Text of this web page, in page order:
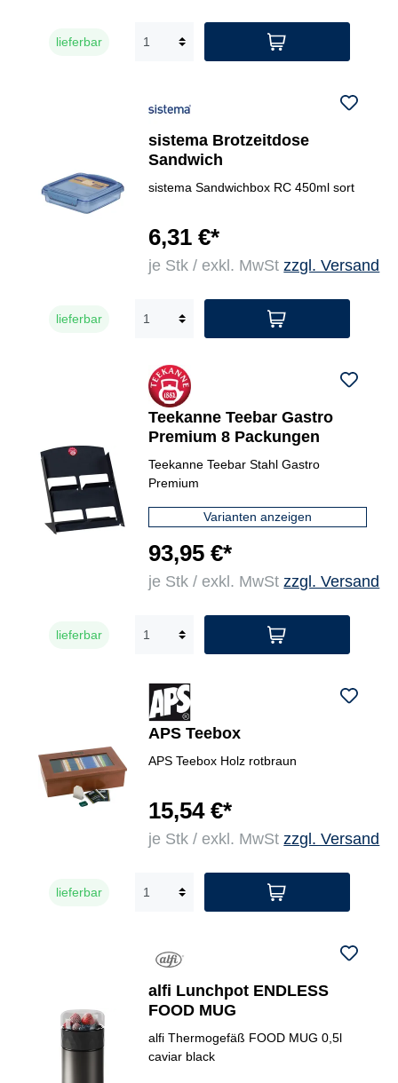
lieferbar
sistema Brotzeitdose
Sandwich
sistema Sandwichbox RC 450ml sort
6,31 €*
je Stk / exkl. MwStzzgl. Versand
lieferbar
Teekanne Teebar Gastro
Premium 8 Packungen
Teekanne Teebar Stahl Gastro
Premium
Varianten anzeigen
93,95 €*
je Stk / exkl. MwStzzgl. Versand
lieferbar
APS Teebox
APS Teebox Holz rotbraun
15,54 €*
je Stk / exkl. MwStzzgl. Versand
lieferbar
alfi Lunchpot ENDLESS
FOOD MUG
alfi Thermogefäß FOOD MUG 0,5l
caviar black